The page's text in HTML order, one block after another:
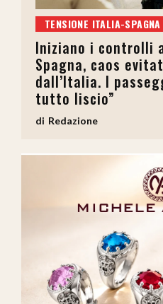
TENSIONE ITALIA-SPAGNA
Iniziano i controlli
Spagna, caos
dall’Italia. I
tutto liscio”
Redazione